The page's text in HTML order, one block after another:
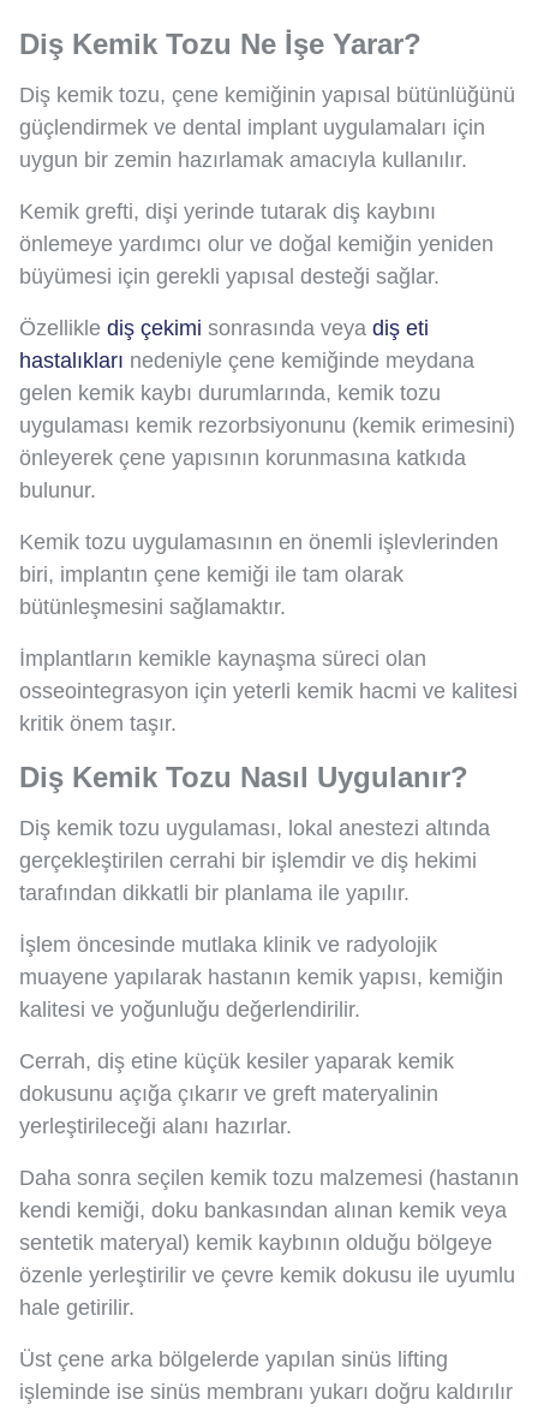
Diş Kemik Tozu Ne İşe Yarar?
Diş kemik tozu, çene kemiğinin yapısal bütünlüğünü
güçlendirmek ve dental implant uygulamaları için
uygun bir zemin hazırlamak amacıyla kullanılır.
Kemik grefti, dişi yerinde tutarak diş kaybını
önlemeye yardımcı olur ve doğal kemiğin yeniden
büyümesi için gerekli yapısal desteği sağlar.
Özellikle diş çekimi sonrasında veya diş eti
hastalıkları nedeniyle çene kemiğinde meydana
gelen kemik kaybı durumlarında, kemik tozu
uygulaması kemik rezorbsiyonunu (kemik erimesini)
önleyerek çene yapısının korunmasına katkıda
bulunur.
Kemik tozu uygulamasının en önemli işlevlerinden
biri, implantın çene kemiği ile tam olarak
bütünleşmesini sağlamaktır.
İmplantların kemikle kaynaşma süreci olan
osseointegrasyon için yeterli kemik hacmi ve kalitesi
kritik önem taşır.
Diş Kemik Tozu Nasıl Uygulanır?
Diş kemik tozu uygulaması, lokal anestezi altında
gerçekleştirilen cerrahi bir işlemdir ve diş hekimi
tarafından dikkatli bir planlama ile yapılır.
İşlem öncesinde mutlaka klinik ve radyolojik
muayene yapılarak hastanın kemik yapısı, kemiğin
kalitesi ve yoğunluğu değerlendirilir.
Cerrah, diş etine küçük kesiler yaparak kemik
dokusunu açığa çıkarır ve greft materyalinin
yerleştirileceği alanı hazırlar.
Daha sonra seçilen kemik tozu malzemesi (hastanın
kendi kemiği, doku bankasından alınan kemik veya
sentetik materyal) kemik kaybının olduğu bölgeye
özenle yerleştirilir ve çevre kemik dokusu ile uyumlu
hale getirilir.
Üst çene arka bölgelerde yapılan sinüs lifting
işleminde ise sinüs membranı yukarı doğru kaldırılır